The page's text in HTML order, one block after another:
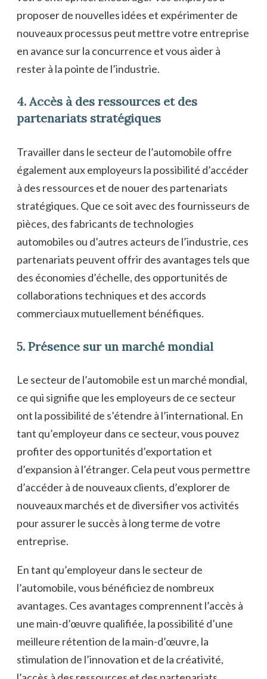
proposer de nouvelles idées et expérimenter de
nouveaux processus peut mettre votre entreprise
en avance sur la concurrence et vous aider à
rester à la pointe de l’industrie.
4. Accès à des ressources et des
partenariats stratégiques
Travailler dans le secteur de l’automobile offre
également aux employeurs la possibilité d’accéder
à des ressources et de nouer des partenariats
stratégiques. Que ce soit avec des fournisseurs de
pièces, des fabricants de technologies
automobiles ou d’autres acteurs de l’industrie, ces
partenariats peuvent offrir des avantages tels que
des économies d’échelle, des opportunités de
collaborations techniques et des accords
commerciaux mutuellement bénéfiques.
5. Présence sur un marché mondial
Le secteur de l’automobile est un marché mondial,
ce qui signifie que les employeurs de ce secteur
ont la possibilité de s’étendre à l’international. En
tant qu’employeur dans ce secteur, vous pouvez
profiter des opportunités d’exportation et
d’expansion à l’étranger. Cela peut vous permettre
d’accéder à de nouveaux clients, d’explorer de
nouveaux marchés et de diversifier vos activités
pour assurer le succès à long terme de votre
entreprise.
En tant qu’employeur dans le secteur de
l’automobile, vous bénéficiez de nombreux
avantages. Ces avantages comprennent l’accès à
une main-d’œuvre qualifiée, la possibilité d’une
meilleure rétention de la main-d’œuvre, la
stimulation de l’innovation et de la créativité,